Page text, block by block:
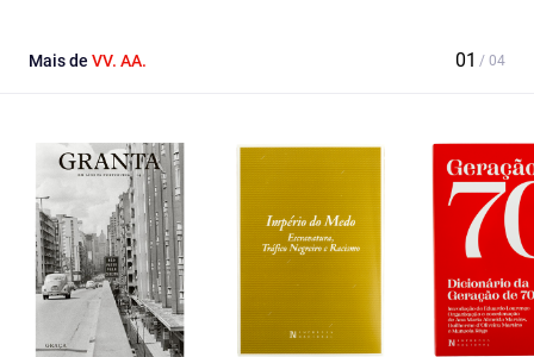
Mais de VV. AA.